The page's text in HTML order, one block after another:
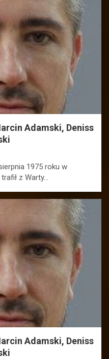
Adamski, Deniss
1975 roku w
z Warty…
Adamski, Deniss